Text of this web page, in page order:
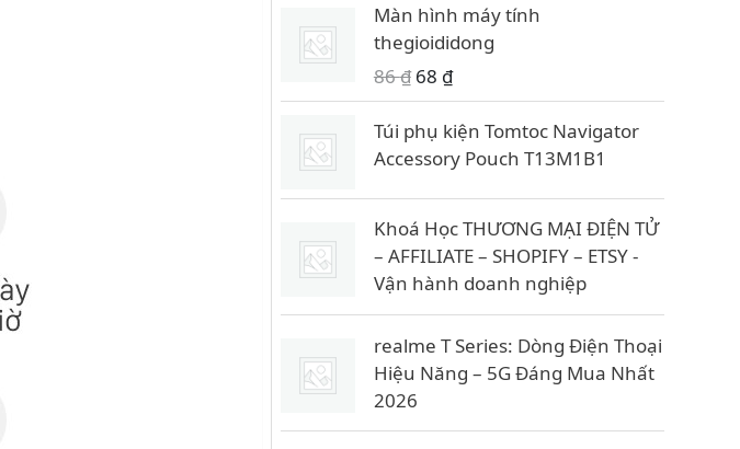
Màn hình máy tính
thegioididong
86₫ G
i
á
g
l
à
:
8
6
₫
.
68 ₫G
i
á
h
n
t
ạ
i
l
à
6
Túi phụ kiện Tomtoc Navigator
Accessory Pouch T13M1B1
Khoá Học THƯƠNG MẠI ĐIỆN TỬ
– AFFILIATE – SHOPIFY – ETSY -
Vận hành doanh nghiệp
realme T Series: Dòng Điện Thoại
Hiệu Năng – 5G Đáng Mua Nhất
2026